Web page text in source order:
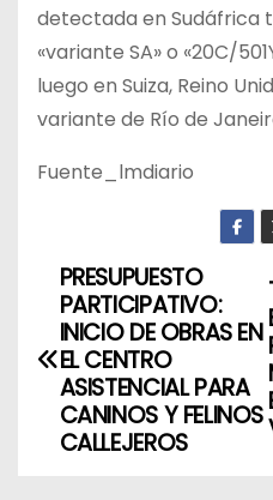
detectada en Sudáfrica
«variante SA» o «20C/
luego en Suiza, Reino
variante de Río de
Fuente_lmdiario
NPRESUPUESTO
PARTICIPATIVO:
INICIO DE OBRAS EN
EL CENTRO
ASISTENCIAL PARA
CANINOS Y FELINOS
CALLEJEROS